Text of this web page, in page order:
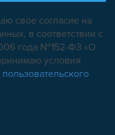
свое согласие на
в соответствии с
года №152-ФЗ «О
условия
пользовательского